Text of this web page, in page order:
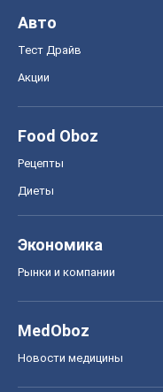
Авто
Тест Драйв
Акции
Food Oboz
Рецепты
Диеты
Экономика
Рынки и компании
MedOboz
Новости медицины